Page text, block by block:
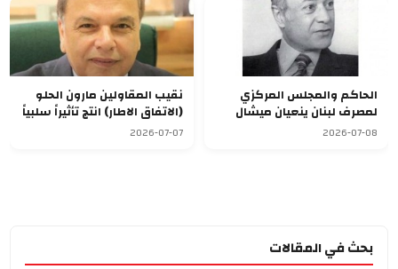
الحاكم والمجلس المركزي
لمصرف لبنان ينعيان ميشال
بشارة الخوري
2026-07-08
نقيب المقاولين مارون الحلو
(الاتفاق الاطار) انتج تأثيراً سلبياً
على القطاعات الاقتصادية
2026-07-07
بحث في المقالات